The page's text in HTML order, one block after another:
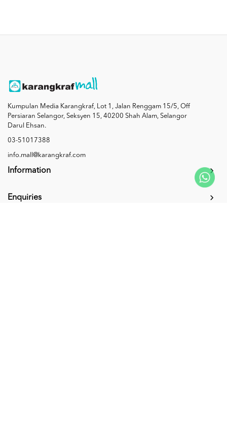
Kumpulan Media Karangkraf, Lot 1, Jalan Renggam 15/5, Off
Persiaran Selangor, Seksyen 15, 40200 Shah Alam, Selangor
Darul Ehsan.
03-51017388
info.mall@karangkraf.com
Information
Enquiries